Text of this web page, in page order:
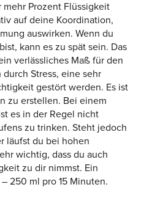
Prozent Flüssigkeit
auf deine Koordination,
auswirken. Wenn du
kann es zu spät sein. Das
verlässliches Maß für den
Stress, eine sehr
gestört werden. Es ist
zu erstellen. Bei einem
es in der Regel nicht
zu trinken. Steht jedoch
läufst du bei hohen
wichtig, dass du auch
zu dir nimmst. Ein
250 ml pro 15 Minuten.